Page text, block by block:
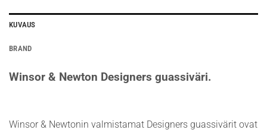
KUVAUS
BRAND
Winsor & Newton Designers guassiväri.
Winsor & Newtonin valmistamat Designers guassivärit ovat